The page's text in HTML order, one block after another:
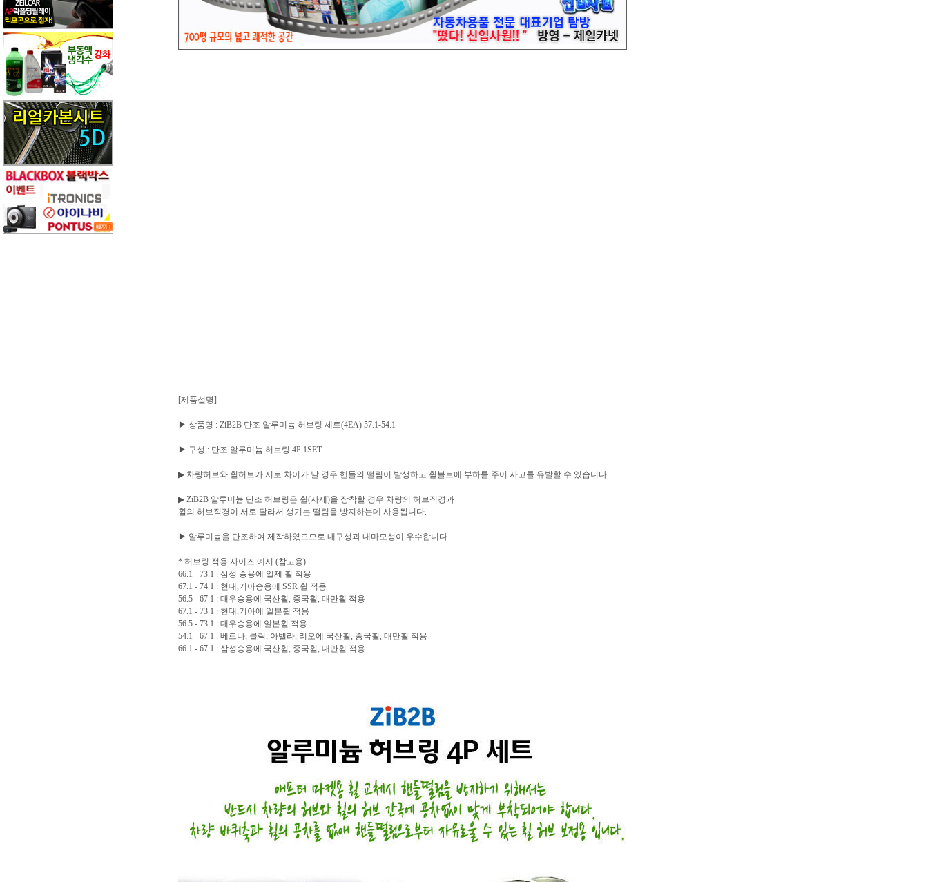
[제품설명]
▶ 상품명 : ZiB2B 단조 알루미늄 허브링 세트(4EA) 57.1-54.1
▶ 구성 : 단조 알루미늄 허브링 4P 1SET
▶ 차량허브와 휠허브가 서로 차이가 날 경우 핸들의 떨림이 발생하고 휠볼트에 부하를 주어 사고를 유발할 수 있습니다.
▶ ZiB2B 알루미늄 단조 허브링은 휠(사제)을 장착할 경우 차량의 허브직경과
휠의 허브직경이 서로 달라서 생기는 떨림을 방지하는데 사용됩니다.
▶ 알루미늄을 단조하여 제작하였으므로 내구성과 내마모성이 우수합니다.
* 허브링 적용 사이즈 예시 (참고용)
66.1 - 73.1 : 삼성 승용에 일제 휠 적용
67.1 - 74.1 : 현대,기아승용에 SSR 휠 적용
56.5 - 67.1 : 대우승용에 국산휠, 중국휠, 대만휠 적용
67.1 - 73.1 : 현대,기아에 일본휠 적용
56.5 - 73.1 : 대우승용에 일본휠 적용
54.1 - 67.1 : 베르나, 클릭, 아벨라, 리오에 국산휠, 중국휠, 대만휠 적용
66.1 - 67.1 : 삼성승용에 국산휠, 중국휠, 대만휠 적용